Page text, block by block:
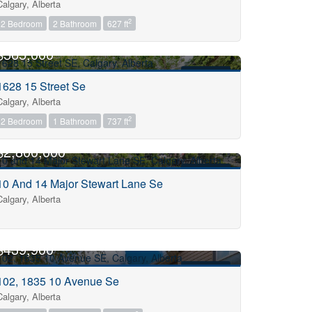
Alberta
2 Bedroom 2 Bathroom 627 ft2
15 Street Se
Alberta
2 Bedroom 1 Bathroom 737 ft2
And 14 Major Stewart Lane Se
Alberta
1835 10 Avenue Se
Alberta